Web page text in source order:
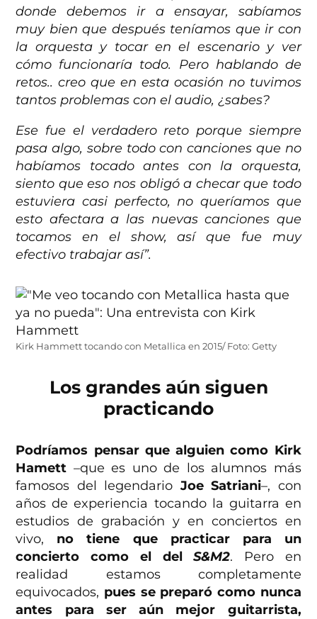
donde debemos ir a ensayar, sabíamos
muy bien que después teníamos que ir con
la orquesta y tocar en el escenario y ver
cómo funcionaría todo. Pero hablando de
retos.. creo que en esta ocasión no tuvimos
tantos problemas con el audio, ¿sabes?
Ese fue el verdadero reto porque siempre
pasa algo, sobre todo con canciones que no
habíamos tocado antes con la orquesta,
siento que eso nos obligó a checar que todo
estuviera casi perfecto, no queríamos que
esto afectara a las nuevas canciones que
tocamos en el show, así que fue muy
efectivo trabajar así”.
Kirk Hammett tocando con Metallica en 2015/ Foto: Getty
Los grandes aún siguen
practicando
Podríamos pensar que alguien como Kirk
Hamett –que es uno de los alumnos más
famosos del legendario Joe Satriani–, con
años de experiencia tocando la guitarra en
estudios de grabación y en conciertos en
vivo, no tiene que practicar para un
concierto como el delS&M2. Pero en
realidad estamos completamente
equivocados, pues se preparó como nunca
antes para ser aún mejor guitarrista,